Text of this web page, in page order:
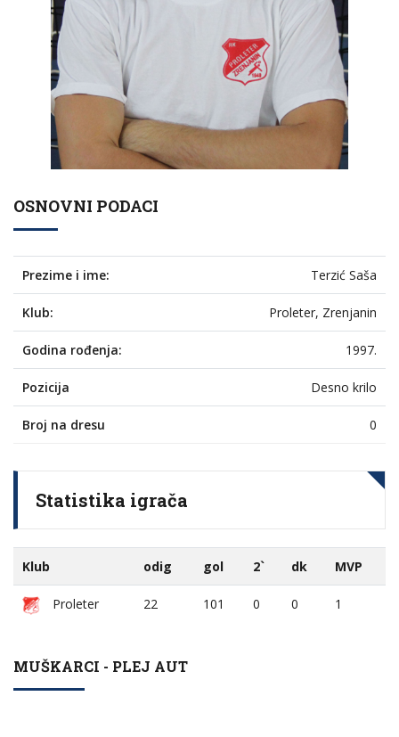
OSNOVNI PODACI
Prezime i ime: Terzić Saša
Klub: Proleter, Zrenjanin
Godina rođenja: 1997.
Pozicija Desno krilo
Broj na dresu 0
Statistika igrača
Klub odig gol 2` dk MVP
Proleter 22 101 0 0 1
MUŠKARCI - PLEJ AUT